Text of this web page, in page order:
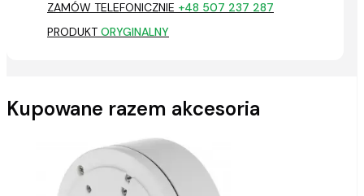
ZAMÓW TELEFONICZNIE +48 507 237 287
PRODUKT ORYGINALNY
Kupowane razem akcesoria